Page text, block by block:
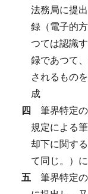
法務局に提
録（電子的
つては認識
録であつて
されるものを
成
四 筆界特定
規定による
却下に関す
て同じ。）
五 筆界特定